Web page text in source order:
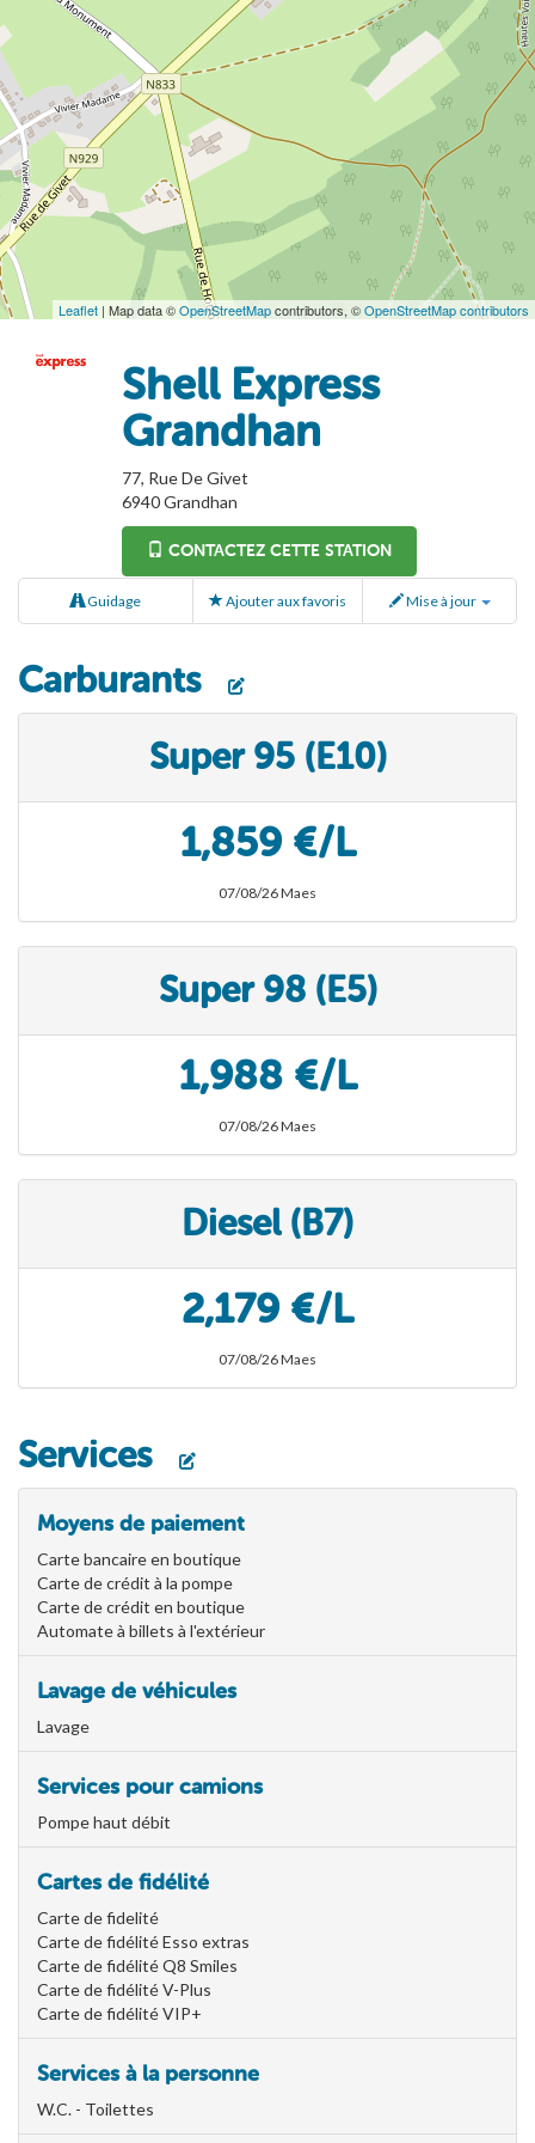
Leaflet | Map data ©OpenStreetMapcontributors, ©OpenStreetMap contributors
Shell Express
Grandhan
77, Rue De Givet
6940Grandhan
CONTACTEZ CETTE STATION
Guidage Ajouter aux favoris Mise à jour
Carburants
Super 95 (E10)
1,859 €/L
07/08/26 Maes
Super 98 (E5)
1,988 €/L
07/08/26 Maes
Diesel (B7)
2,179 €/L
07/08/26 Maes
Services
Moyens de paiement
Carte bancaire en boutique
Carte de crédit à la pompe
Carte de crédit en boutique
Automate à billets à l'extérieur
Lavage de véhicules
Lavage
Services pour camions
Pompe haut débit
Cartes de fidélité
Carte de fidelité
Carte de fidélité Esso extras
Carte de fidélité Q8 Smiles
Carte de fidélité V-Plus
Carte de fidélité VIP+
Services à la personne
W.C. - Toilettes